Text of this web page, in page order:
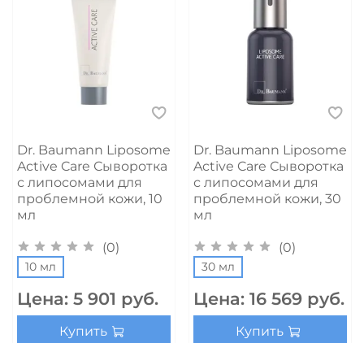
Dr. Baumann Liposome
Active Care Сыворотка
с липосомами для
проблемной кожи, 10
мл
(0)
10 мл
Цена: 5 901 руб.
Купить
Dr. Baumann Liposome
Active Care Сыворотка
с липосомами для
проблемной кожи, 30
мл
(0)
30 мл
Цена: 16 569 руб.
Купить